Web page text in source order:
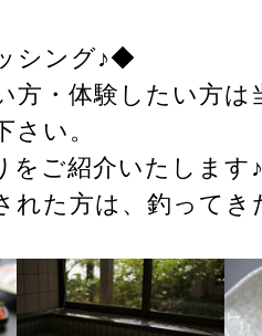
シング♪◆
方・体験したい方は
さい。
をご紹介いたします
れた方は、釣ってき